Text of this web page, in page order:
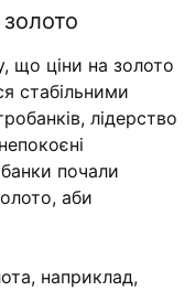
що ціни на золото
стабільними
лідерство
почали
аби
наприклад,